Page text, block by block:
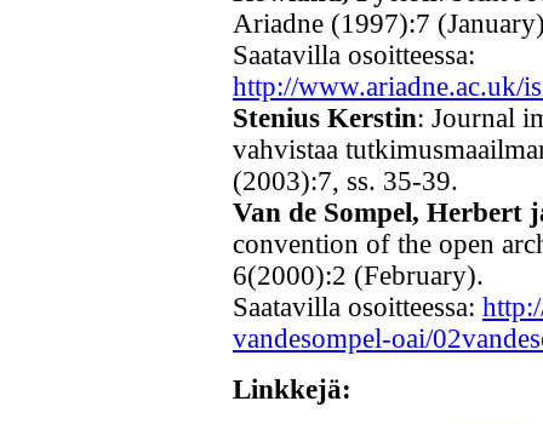
Ariadne (1997):7
Saatavilla osoitteessa:
http://www.ariadne.ac.uk/
Stenius Kerstin: Journal
vahvistaa
(2003):7, ss. 35-39.
Van de Sompel, Herbert
convention of the open
6(2000):2 (February).
Saatavilla osoitteessa:
vandesompel-oai/
Linkkejä: